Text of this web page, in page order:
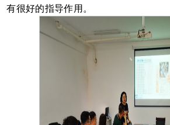
有很好的指导作用。